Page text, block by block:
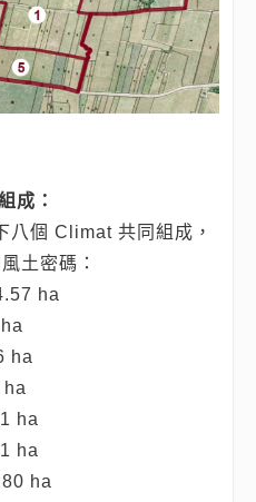
成：
個 Climat 共同組成，
土密碼：
ha
ha
ha
ha
ha